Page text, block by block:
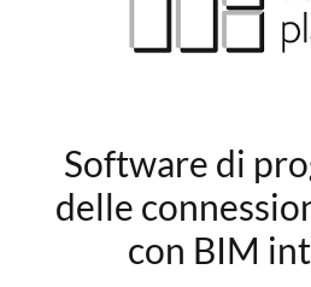
Software di
delle
con BIM